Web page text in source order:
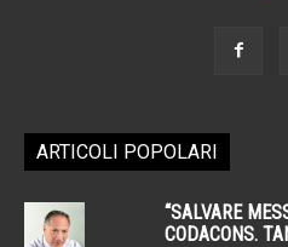
ARTICOLI POPOLARI
“SALVARE
CODACONS.